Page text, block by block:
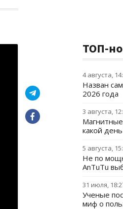
ТОП-
4 августа,
Назван
2026 года
3 августа,
Магнитные
какой
5 августа,
Не по
AnTuTu
31 июля,
Ученые
миф о